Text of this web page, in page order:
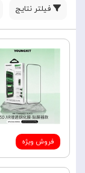
فیلتر نتایج
فروش ویژه